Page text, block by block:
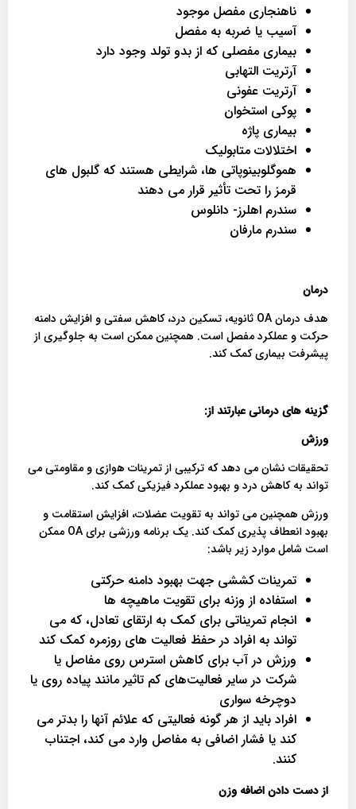
ناهنجاری مفصل موجود
آسیب یا ضربه به مفصل
بیماری مفصلی که از بدو تولد وجود دارد
آرتریت التهابی
آرتریت عفونی
پوکی استخوان
بیماری پاژه
اختلالات متابولیک
هموگلوبینوپاتی ها، شرایطی هستند که گلبول های
قرمز را تحت تأثیر قرار می دهند
سندرم اهلرز- دانلوس
سندرم مارفان
درمان
هدف درمان OA ثانویه، تسکین درد، کاهش سفتی و افزایش دامنه
حرکت و عملکرد مفصل است. همچنین ممکن است به جلوگیری از
پیشرفت بیماری کمک کند.
گزینه های درمانی عبارتند از:
ورزش
تحقیقات نشان می دهد که ترکیبی از تمرینات هوازی و مقاومتی می
تواند به کاهش درد و بهبود عملکرد فیزیکی کمک کند.
ورزش همچنین می تواند به تقویت عضلات، افزایش استقامت و
بهبود انعطاف پذیری کمک کند. یک برنامه ورزشی برای OA ممکن
است شامل موارد زیر باشد:
تمرینات کششی جهت بهبود دامنه حرکتی
استفاده از وزنه برای تقویت ماهیچه ها
انجام تمریناتی برای کمک به ارتقای تعادل، که می
تواند به افراد در حفظ فعالیت های روزمره کمک کند
ورزش در آب برای کاهش استرس روی مفاصل یا
شرکت در سایر فعالیت‌های کم تاثیر مانند پیاده‌ روی یا
دوچرخه‌ سواری
افراد باید از هر گونه فعالیتی که علائم آنها را بدتر می
کند یا فشار اضافی به مفاصل وارد می کند، اجتناب
کنند.
از دست دادن اضافه وزن